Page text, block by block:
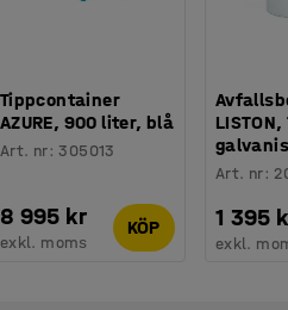
Tippcontainer
AZURE, 900 liter, blå
Art. nr:305013
8 995 kr
exkl. moms
KÖP
Art. nr:
1 395
exkl.